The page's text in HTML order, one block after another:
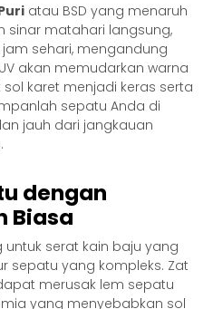
atau BSD yang menaruh
sinar matahari langsung,
sehari, mengandung
akan memudarkan warna
karet menjadi keras serta
sepatu Anda di
jauh dari jangkauan
dengan
Biasa
serat kain baju yang
sepatu yang kompleks. Zat
merusak lem sepatu
yang menyebabkan sol